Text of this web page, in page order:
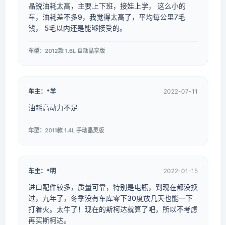
晶锐油耗太高，主要上下班，接娃上学， 这么小的
车，油耗差不多9，我觉得太高了，平均每公里7毛
钱， 5毛以内还是能够接受的。
车型：2012款 1.6L 自动晶享版
车主：*羊 2022-07-11
油耗高动力不足
车型：2011款 1.4L 手动晶灵版
车主：*明 2022-01-15
进口配件较多，质量可靠，特别是电瓶，到现在都没换
过，九年了，冬季没有车库零下30度放几天也能一下
打着火。太牛了！现在的斯柯达就算了吧，所以不考虑
再买斯柯达。